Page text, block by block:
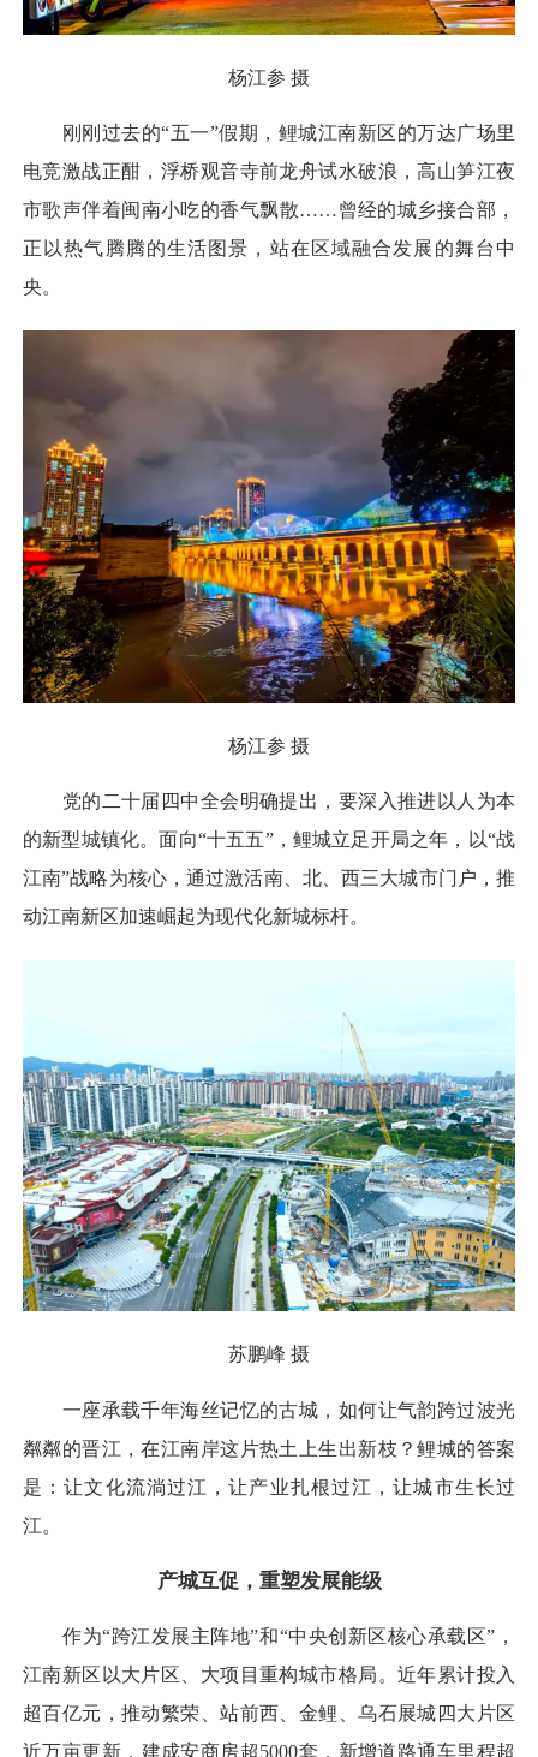
杨江参 摄
刚刚过去的“五一”假期，鲤城江南新区的万达广场里
电竞激战正酣，浮桥观音寺前龙舟试水破浪，高山笋江夜
市歌声伴着闽南小吃的香气飘散……曾经的城乡接合部，
正以热气腾腾的生活图景，站在区域融合发展的舞台中
央。
杨江参 摄
党的二十届四中全会明确提出，要深入推进以人为本
的新型城镇化。面向“十五五”，鲤城立足开局之年，以“战
江南”战略为核心，通过激活南、北、西三大城市门户，推
动江南新区加速崛起为现代化新城标杆。
苏鹏峰 摄
一座承载千年海丝记忆的古城，如何让气韵跨过波光
粼粼的晋江，在江南岸这片热土上生出新枝？鲤城的答案
是：让文化流淌过江，让产业扎根过江，让城市生长过
江。
产城互促，重塑发展能级
作为“跨江发展主阵地”和“中央创新区核心承载区”，
江南新区以大片区、大项目重构城市格局。近年累计投入
超百亿元，推动繁荣、站前西、金鲤、乌石展城四大片区
近万亩更新，建成安商房超5000套，新增道路通车里程超